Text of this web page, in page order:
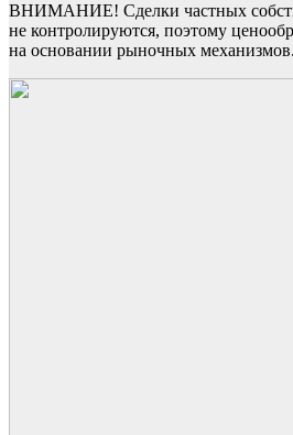
ВНИМАНИЕ! Сделки частных
не контролируются, поэтому
на основании рыночных механизмов.